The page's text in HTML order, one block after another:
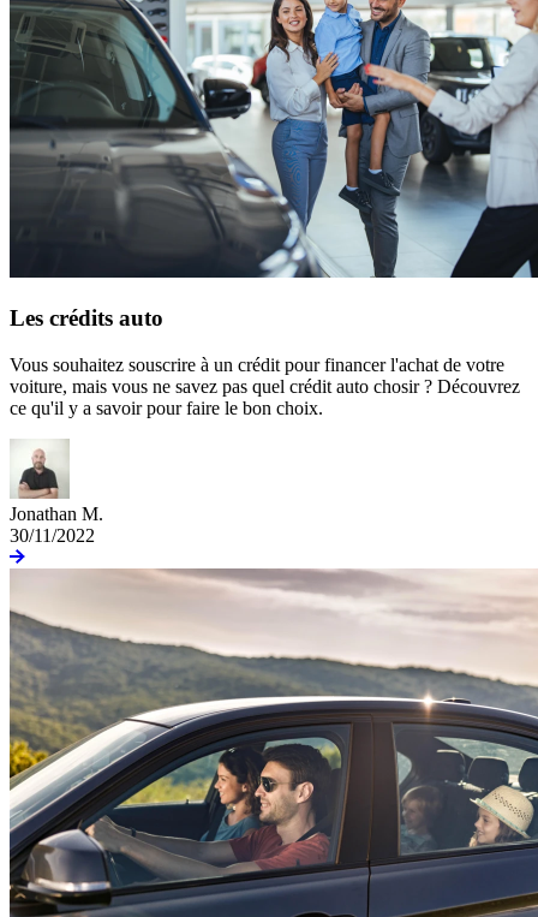
Les crédits auto
Vous souhaitez souscrire à un crédit pour financer l'achat de votre
voiture, mais vous ne savez pas quel crédit auto chosir ? Découvrez
ce qu'il y a savoir pour faire le bon choix.
Jonathan M.
30/11/2022